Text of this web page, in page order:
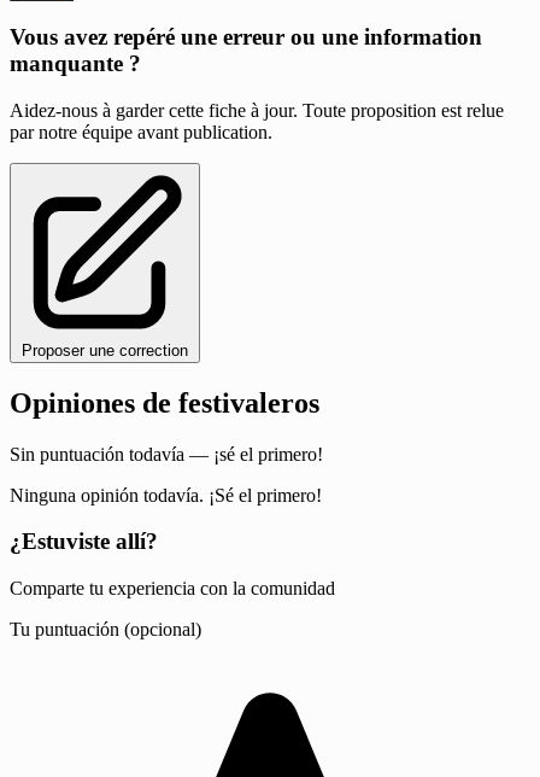
Vous avez repéré une erreur ou une information
manquante ?
Aidez-nous à garder cette fiche à jour. Toute proposition est relue
par notre équipe avant publication.
Proposer une correction
Opiniones de festivaleros
Sin puntuación todavía — ¡sé el primero!
Ninguna opinión todavía. ¡Sé el primero!
¿Estuviste allí?
Comparte tu experiencia con la comunidad
Tu puntuación (opcional)